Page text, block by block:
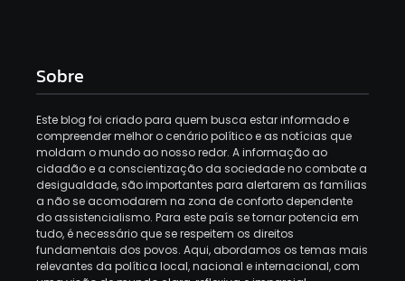
Sobre
Este blog foi criado para quem busca estar informado e
compreender melhor o cenário político e as notícias que
moldam o mundo ao nosso redor. A informação ao
cidadão e a conscientização da sociedade no combate a
desigualdade, são importantes para alertarem as famílias
a não se acomodarem na zona de conforto dependente
do assistencialismo. Para este país se tornar potencia em
tudo, é necessário que se respeitem os direitos
fundamentais dos povos. Aqui, abordamos os temas mais
relevantes da política local, nacional e internacional, com